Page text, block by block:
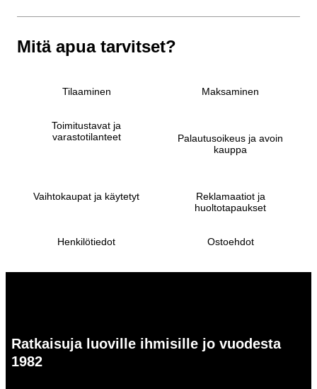
Mitä apua tarvitset?
Tilaaminen Maksaminen
Toimitustavat ja
varastotilanteet
Palautusoikeus ja avoin
kauppa
Vaihtokaupat ja käytetyt
Reklamaatiot ja
huoltotapaukset
Henkilötiedot Ostoehdot
Ratkaisuja luoville ihmisille jo vuodesta
1982